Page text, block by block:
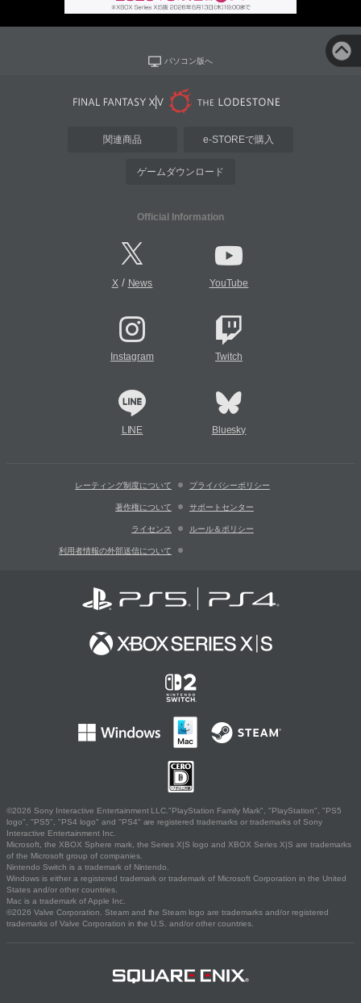
パソコン版へ
関連商品 e-STOREで購入
ゲームダウンロード
Official Information
X/ News YouTube
Instagram Twitch
LINE Bluesky
レーティング制度について プライバシーポリシー
著作権について サポートセンター
ライセンス ルール＆ポリシー
利用者情報の外部送信について
©2026 Sony Interactive Entertainment LLC."PlayStation Family Mark", "PlayStation", "PS5
logo", "PS5", "PS4 logo" and "PS4" are registered trademarks or trademarks of Sony
Interactive Entertainment Inc.
Microsoft, the XBOX Sphere mark, the Series X|S logo and XBOX Series X|S are trademarks
of the Microsoft group of companies.
Nintendo Switch is a trademark of Nintendo.
Windows is either a registered trademark or trademark of Microsoft Corporation in the United
States and/or other countries.
Mac is a trademark of Apple Inc.
©2026 Valve Corporation. Steam and the Steam logo are trademarks and/or registered
trademarks of Valve Corporation in the U.S. and/or other countries.